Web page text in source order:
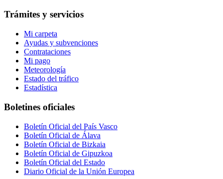
Trámites y servicios
Mi carpeta
Ayudas y subvenciones
Contrataciones
Mi pago
Meteorología
Estado del tráfico
Estadística
Boletines oficiales
Boletín Oficial del País Vasco
Boletín Oficial de Álava
Boletín Oficial de Bizkaia
Boletín Oficial de Gipuzkoa
Boletín Oficial del Estado
Diario Oficial de la Unión Europea